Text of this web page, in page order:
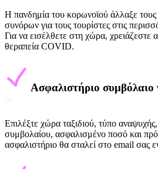
Η πανδημία του κορωνοϊού άλλαξε τους
συνόρων για τους τουρίστες στις
Για να εισέλθετε στη χώρα, χρειάζεστε
θεραπεία COVID.
Ασφαλιστήριο συμβόλαιο
Επιλέξτε χώρα ταξιδιού, τύπο
συμβολαίου, ασφαλισμένο ποσό και
ασφαλιστήριο θα σταλεί στο email σας